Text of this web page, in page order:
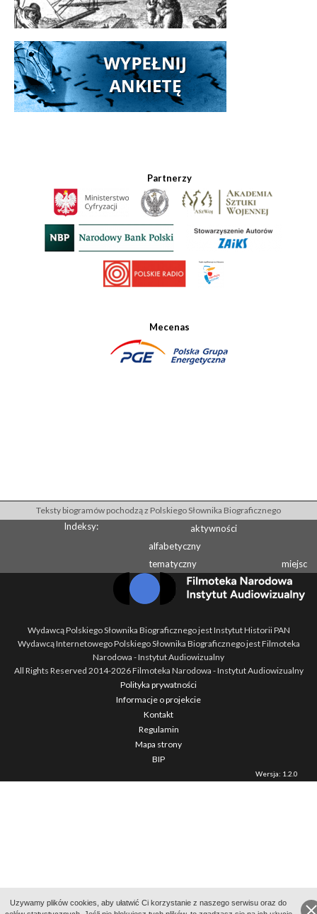
Partnerzy
Mecenas
Uzywamy plików cookies, aby ułatwić Ci korzystanie z naszego serwisu oraz do
Teksty biogramów pochodzą z Polskiego Słownika Biograficznego
Indeksy:
aktywności
alfabetyczny
tematyczny
miejsc
Wydawcą Polskiego Słownika Biograficznego jest Instytut Historii PAN
Wydawcą Internetowego Polskiego Słownika Biograficznego jest Filmoteka
Narodowa - Instytut Audiowizualny
All Rights Reserved 2014-2026Filmoteka Narodowa - Instytut Audiowizualny
Polityka prywatności
Informacje o projekcie
Kontakt
Regulamin
Mapa strony
BIP
Wersja: 1.2.0